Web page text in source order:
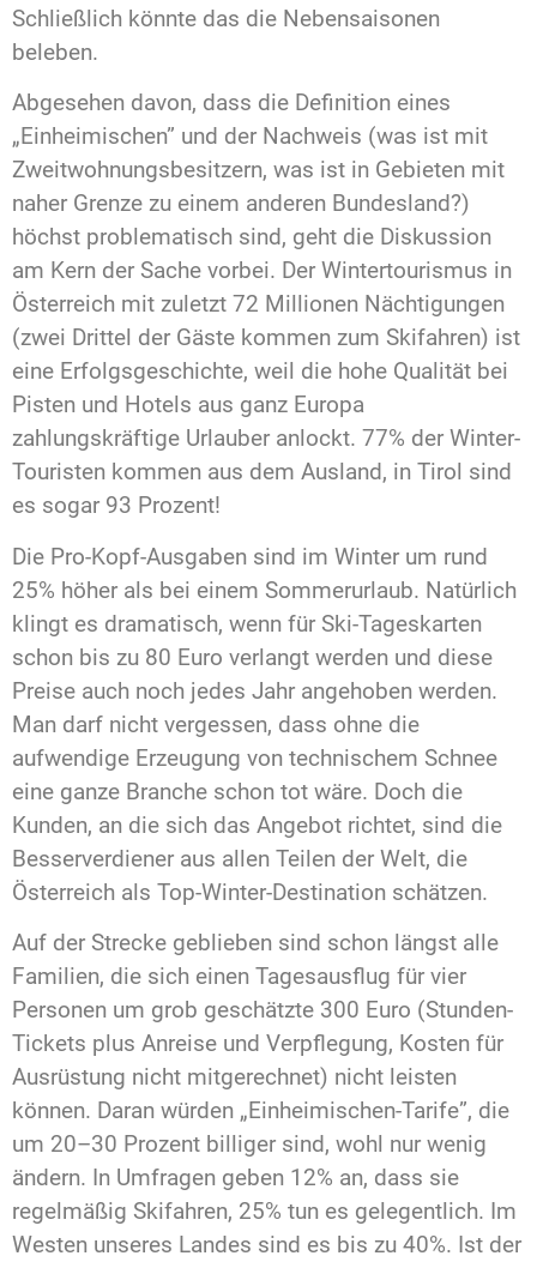
Schließlich könnte das die Nebensaisonen
beleben.
Abgesehen davon, dass die Definition eines
„Einheimischen” und der Nachweis (was ist mit
Zweitwohnungsbesitzern, was ist in Gebieten mit
naher Grenze zu einem anderen Bundesland?)
höchst problematisch sind, geht die Diskussion
am Kern der Sache vorbei. Der Wintertourismus in
Österreich mit zuletzt 72 Millionen Nächtigungen
(zwei Drittel der Gäste kommen zum Skifahren) ist
eine Erfolgsgeschichte, weil die hohe Qualität bei
Pisten und Hotels aus ganz Europa
zahlungskräftige Urlauber anlockt. 77% der Winter-
Touristen kommen aus dem Ausland, in Tirol sind
es sogar 93 Prozent!
Die Pro-Kopf-Ausgaben sind im Winter um rund
25% höher als bei einem Sommerurlaub. Natürlich
klingt es dramatisch, wenn für Ski-Tageskarten
schon bis zu 80 Euro verlangt werden und diese
Preise auch noch jedes Jahr angehoben werden.
Man darf nicht vergessen, dass ohne die
aufwendige Erzeugung von technischem Schnee
eine ganze Branche schon tot wäre. Doch die
Kunden, an die sich das Angebot richtet, sind die
Besserverdiener aus allen Teilen der Welt, die
Österreich als Top-Winter-Destination schätzen.
Auf der Strecke geblieben sind schon längst alle
Familien, die sich einen Tagesausflug für vier
Personen um grob geschätzte 300 Euro (Stunden-
Tickets plus Anreise und Verpflegung, Kosten für
Ausrüstung nicht mitgerechnet) nicht leisten
können. Daran würden „Einheimischen-Tarife”, die
um 20–30 Prozent billiger sind, wohl nur wenig
ändern. In Umfragen geben 12% an, dass sie
regelmäßig Skifahren, 25% tun es gelegentlich. Im
Westen unseres Landes sind es bis zu 40%. Ist der